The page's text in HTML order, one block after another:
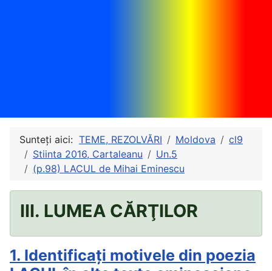
Sunteți aici: TEME, REZOLVĂRI Moldova
cl9
Stiinta 2016, Cartaleanu
Un.5
(p.98) LACUL de Mihai Eminescu
III. LUMEA CĂRŢILOR
1. Identificați motivele din poezia